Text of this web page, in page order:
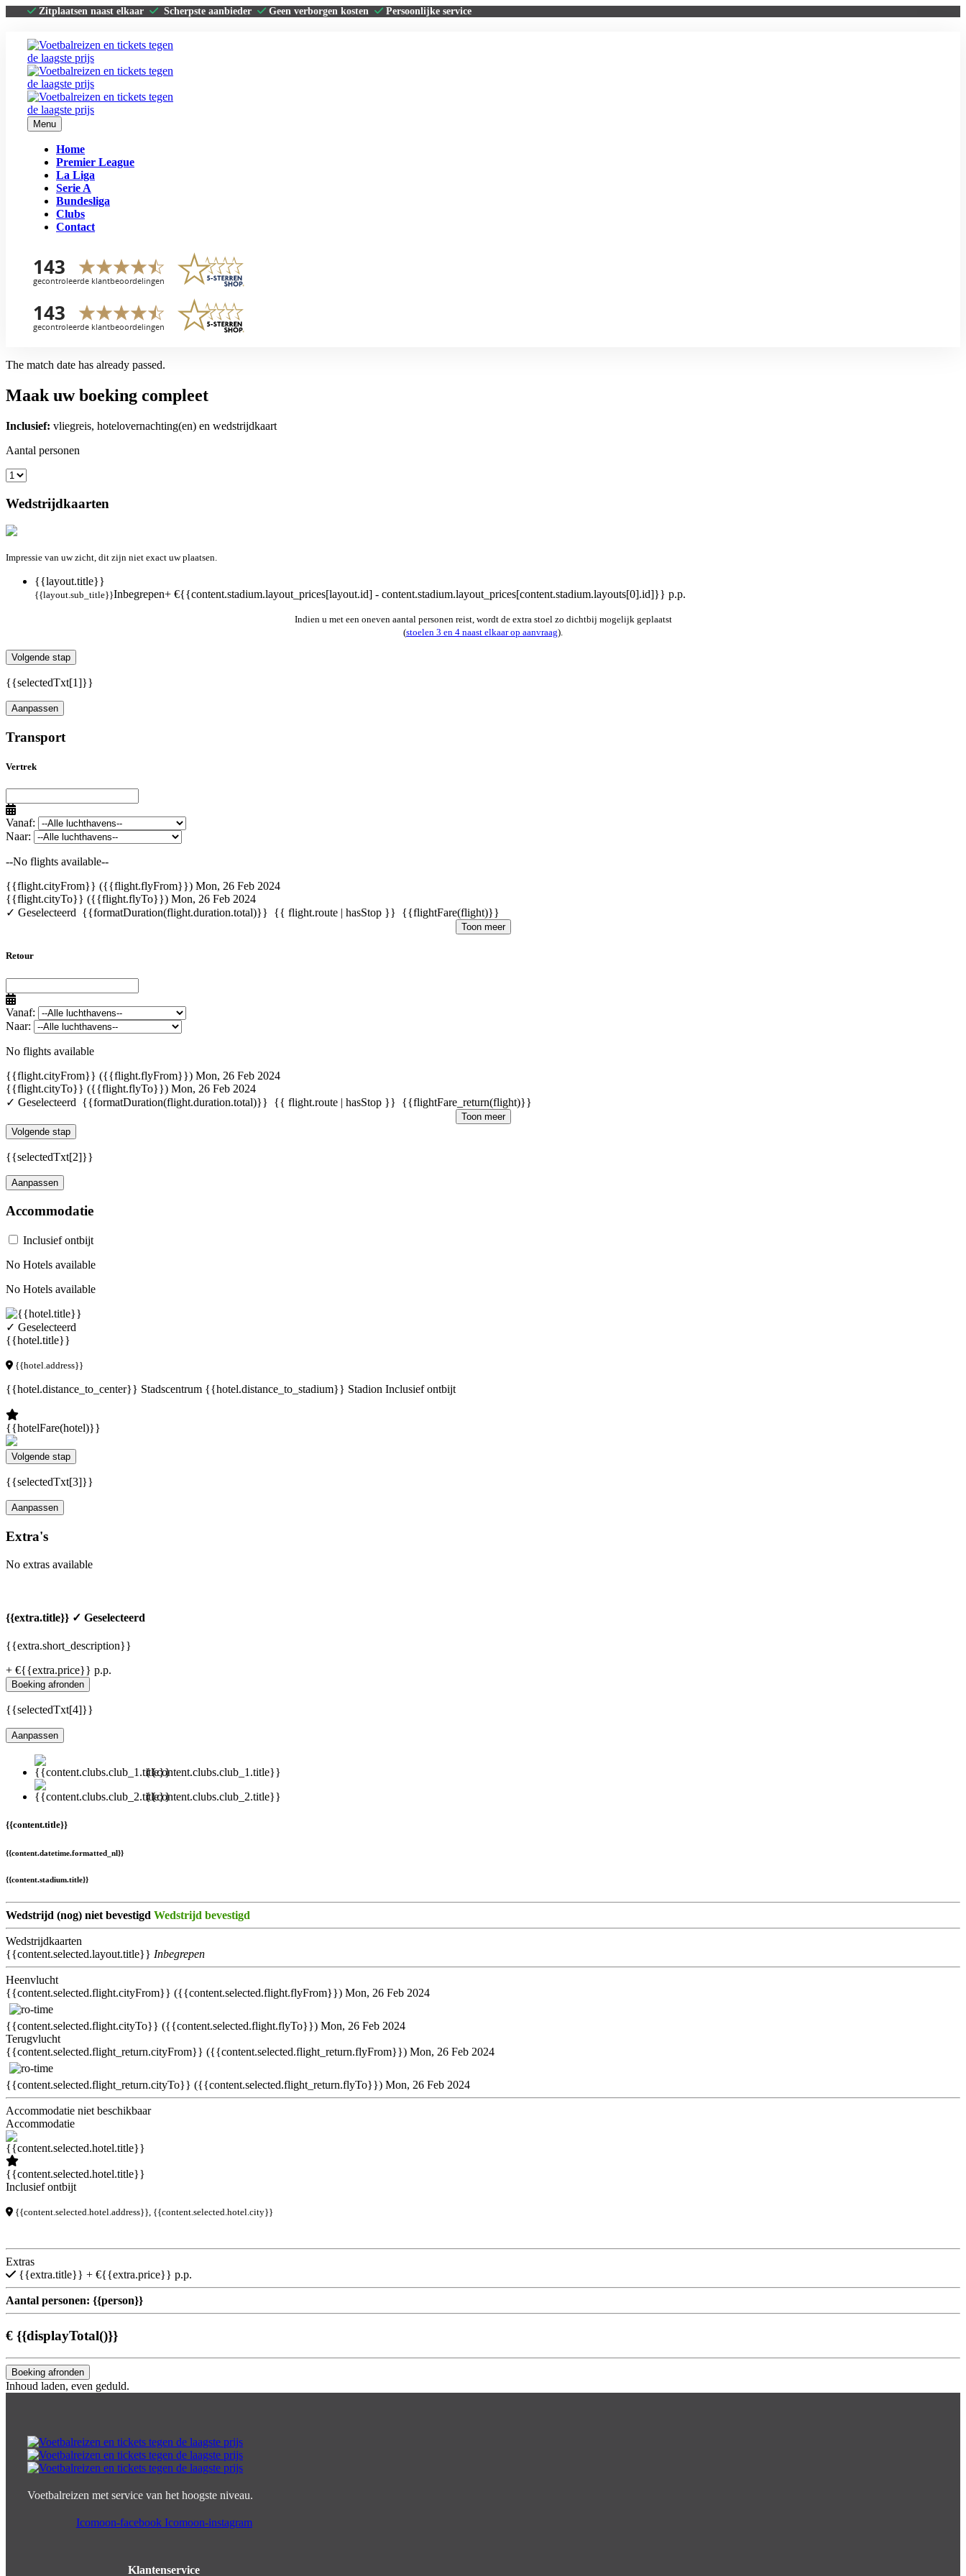
Zitplaatsen naast elkaar Scherpste aanbieder Geen verborgen kosten Persoonlijke service
Menu
Home
Premier League
La Liga
Serie A
Bundesliga
Clubs
Contact
The match date has already passed.
Maak uw boeking compleet
Inclusief: vliegreis, hotelovernachting(en) en wedstrijdkaart
Aantal personen
Wedstrijdkaarten
Impressie van uw zicht, dit zijn niet exact uw plaatsen.
{{layout.title}}
{{layout.sub_title}}Inbegrepen+ €{{content.stadium.layout_prices[layout.id] - content.stadium.layout_prices[content.stadium.layouts[0].id]}} p.p.
Indien u met een oneven aantal personen reist, wordt de extra stoel zo dichtbij mogelijk geplaatst
(stoelen 3 en 4 naast elkaar op aanvraag).
Volgende stap
{{selectedTxt[1]}}
Aanpassen
Transport
Vertrek
Vanaf:
Naar:
--No flights available--
{{flight.cityFrom}} ({{flight.flyFrom}}) Mon, 26 Feb 2024
{{flight.cityTo}} ({{flight.flyTo}}) Mon, 26 Feb 2024
✓ Geselecteerd {{formatDuration(flight.duration.total)}} {{ flight.route | hasStop }} {{flightFare(flight)}}
Toon meer
Retour
Vanaf:
Naar:
No flights available
{{flight.cityFrom}} ({{flight.flyFrom}}) Mon, 26 Feb 2024
{{flight.cityTo}} ({{flight.flyTo}}) Mon, 26 Feb 2024
✓ Geselecteerd {{formatDuration(flight.duration.total)}} {{ flight.route | hasStop }} {{flightFare_return(flight)}}
Toon meer
Volgende stap
{{selectedTxt[2]}}
Aanpassen
Accommodatie
Inclusief ontbijt
No Hotels available
No Hotels available
✓ Geselecteerd
{{hotel.title}}
{{hotel.address}}
{{hotel.distance_to_center}} Stadscentrum {{hotel.distance_to_stadium}} Stadion Inclusief ontbijt
{{hotelFare(hotel)}}
Volgende stap
{{selectedTxt[3]}}
Aanpassen
Extra's
No extras available
{{extra.title}} ✓ Geselecteerd
{{extra.short_description}}
+ €{{extra.price}} p.p.
Boeking afronden
{{selectedTxt[4]}}
Aanpassen
{{content.clubs.club_1.title}}
{{content.clubs.club_2.title}}
{{content.title}}
{{content.datetime.formatted_nl}}
{{content.stadium.title}}
Wedstrijd (nog) niet bevestigd Wedstrijd bevestigd
Wedstrijdkaarten
{{content.selected.layout.title}} Inbegrepen
Heenvlucht
{{content.selected.flight.cityFrom}} ({{content.selected.flight.flyFrom}}) Mon, 26 Feb 2024
{{content.selected.flight.cityTo}} ({{content.selected.flight.flyTo}}) Mon, 26 Feb 2024
Terugvlucht
{{content.selected.flight_return.cityFrom}} ({{content.selected.flight_return.flyFrom}}) Mon, 26 Feb 2024
{{content.selected.flight_return.cityTo}} ({{content.selected.flight_return.flyTo}}) Mon, 26 Feb 2024
Accommodatie niet beschikbaar
Accommodatie
{{content.selected.hotel.title}}
Inclusief ontbijt
{{content.selected.hotel.address}}, {{content.selected.hotel.city}}
Extras
{{extra.title}} + €{{extra.price}} p.p.
Aantal personen: {{person}}
€ {{displayTotal()}}
Boeking afronden
Inhoud laden, even geduld.
Voetbalreizen met service van het hoogste niveau.
Icomoon-facebook Icomoon-instagram
Klantenservice